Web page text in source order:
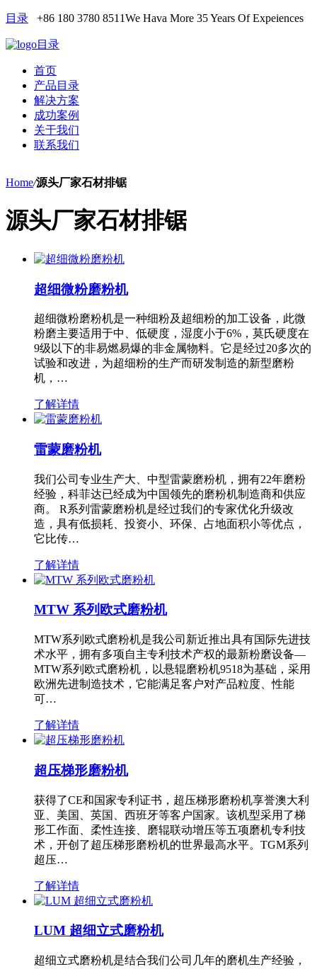
目录 +86 180 3780 8511We Hava More 35 Years Of Expeiences
目录
首页
产品目录
解决方案
成功案例
关于我们
联系我们
Home/源头厂家石材排锯
源头厂家石材排锯
超细微粉磨粉机
超细微粉磨粉机是一种细粉及超细粉的加工设备，此微
粉磨主要适用于中、低硬度，湿度小于6%，莫氏硬度在
9级以下的非易燃易爆的非金属物料。它是经过20多次的
试验和改进，为超细粉的生产而研发制造的新型磨粉
机，…
了解详情
雷蒙磨粉机
我们公司专业生产大、中型雷蒙磨粉机，拥有22年磨粉
经验，科菲达已经成为中国领先的磨粉机制造商和供应
商。 R系列雷蒙磨粉机是经过我们的专家优化升级改
造，具有低损耗、投资小、环保、占地面积小等优点，
它比传…
了解详情
MTW 系列欧式磨粉机
MTW系列欧式磨粉机是我公司新近推出具有国际先进技
术水平，拥有多项自主专利技术产权的最新粉磨设备—
MTW系列欧式磨粉机，以悬辊磨粉机9518为基础，采用
欧洲先进制造技术，它能满足客户对产品粒度、性能
可…
了解详情
超压梯形磨粉机
获得了CE和国家专利证书，超压梯形磨粉机享誉澳大利
亚、美国、英国、西班牙等客户国家。该机型采用了梯
形工作面、柔性连接、磨辊联动增压等五项磨机专利技
术，开创了超压梯形磨粉机的世界最高水平。TGM系列
超压…
了解详情
LUM 超细立式磨粉机
超细立式磨粉机是结合我们公司几年的磨机生产经验，